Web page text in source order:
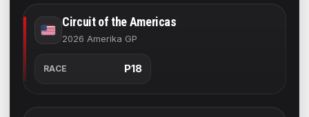
Circuit of the Americas
2026 Amerika GP
RACE P18